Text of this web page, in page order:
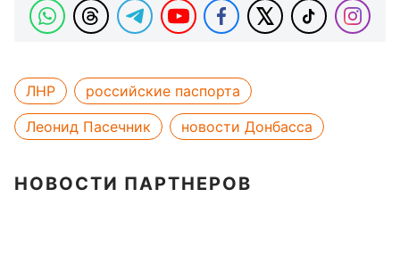
ЛНР
российские паспорта
Леонид Пасечник
новости Донбасса
НОВОСТИ ПАРТНЕРОВ